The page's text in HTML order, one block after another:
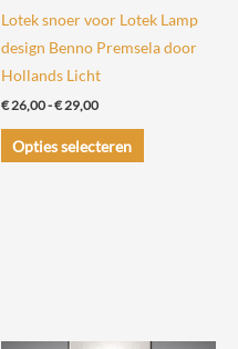
Lotek snoer voor Lotek Lamp
design Benno Premsela door
Hollands Licht
€26,00-€29,00Prijsklasse:
tot
€ 29,00
Opties selecteren
Dit
product